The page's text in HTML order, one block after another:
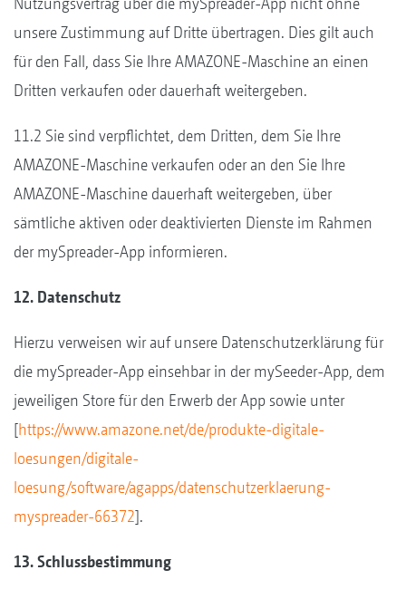
unsere Zustimmung auf Dritte übertragen. Dies gilt auch
für den Fall, dass Sie Ihre AMAZONE-Maschine an einen
Dritten verkaufen oder dauerhaft weitergeben.
11.2 Sie sind verpflichtet, dem Dritten, dem Sie Ihre
AMAZONE-Maschine verkaufen oder an den Sie Ihre
AMAZONE-Maschine dauerhaft weitergeben, über
sämtliche aktiven oder deaktivierten Dienste im Rahmen
der mySpreader-App informieren.
12. Datenschutz
Hierzu verweisen wir auf unsere Datenschutzerklärung für
die mySpreader-App einsehbar in der mySeeder-App, dem
jeweiligen Store für den Erwerb der App sowie unter
[https://www.amazone.net/de/produkte-digitale-
loesungen/digitale-
loesung/software/agapps/datenschutzerklaerung-
myspreader-66372].
13. Schlussbestimmung